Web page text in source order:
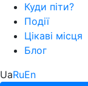
Куди піти?
Події
Цікаві місця
Блог
UaRuEn